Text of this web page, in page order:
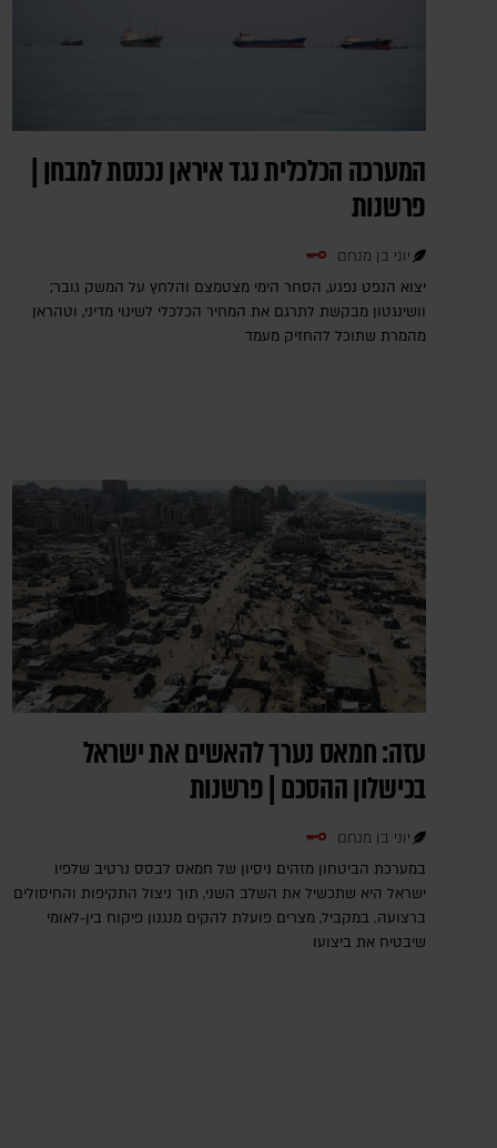
המערכה הכלכלית נגד איראן נכנסת למבחן |
פרשנות
יוני בן מנחם
יצוא הנפט נפגע, הסחר הימי מצטמצם והלחץ על המשק גובר;
וושינגטון מבקשת לתרגם את המחיר הכלכלי לשינוי מדיני, וטהראן
מהמרת שתוכל להחזיק מעמד
עזה: חמאס נערך להאשים את ישראל
בכישלון ההסכם | פרשנות
יוני בן מנחם
במערכת הביטחון מזהים ניסיון של חמאס לבסס נרטיב שלפיו
ישראל היא שתכשיל את השלב השני, תוך ניצול התקיפות והחיסולים
ברצועה. במקביל, מצרים פועלת להקים מנגנון פיקוח בין-לאומי
שיבטיח את ביצועו